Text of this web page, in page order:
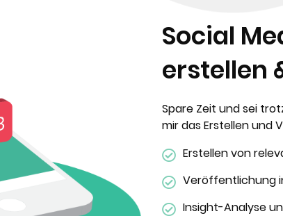
Social
erstellen
Spare Zeit und sei
mir das Erstellen und
Erstellen von
Veröffentlichung
Insight-Analyse